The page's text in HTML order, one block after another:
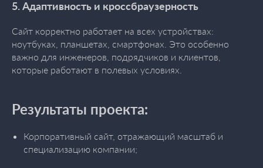
5. Адаптивность и кроссбраузерность
Сайт корректно работает на всех устройствах:
ноутбуках, планшетах, смартфонах. Это особенно
важно для инженеров, подрядчиков и клиентов,
которые работают в полевых условиях.
Результаты проекта:
Корпоративный сайт, отражающий масштаб и
специализацию компании;